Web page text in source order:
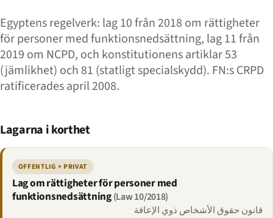
Egyptens regelverk: lag 10 från 2018 om rättigheter
för personer med funktionsnedsättning, lag 11 från
2019 om NCPD, och konstitutionens artiklar 53
(jämlikhet) och 81 (statligt specialskydd). FN:s CRPD
ratificerades april 2008.
Lagarna i korthet
OFFENTLIG + PRIVAT
Lag om rättigheter för personer med
funktionsnedsättning(Law 10/2018)
قانون حقوق الأشخاص ذوي الإعاقة